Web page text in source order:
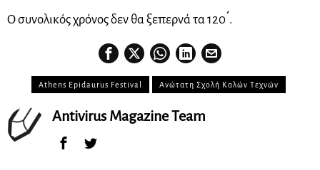
Ο συνολικός χρόνος δεν θα ξεπερνά τα 120 ́.
Athens Epidaurus Festival Ανώτατη Σχολή Καλών Τεχνών
Antivirus Magazine Team